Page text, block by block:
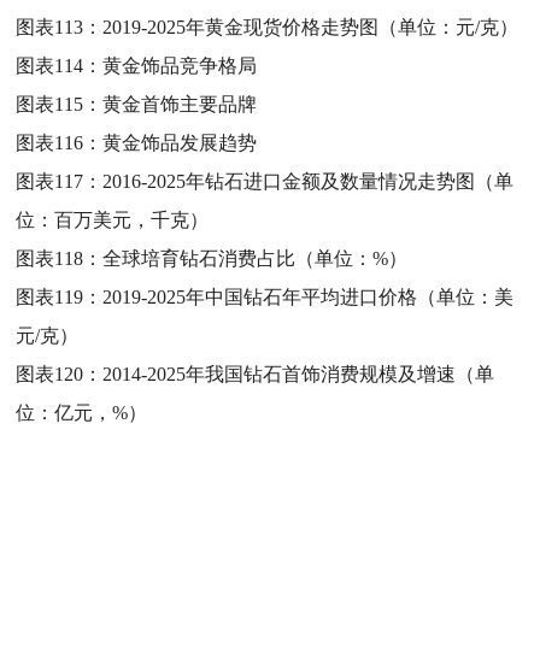
图表113： 2019-2025年黄金现货价格走势图（单位：元/克）
图表114：黄金饰品竞争格局
图表115：黄金首饰主要品牌
图表116：黄金饰品发展趋势
图表117： 2016-2025年钻石进口金额及数量情况走势图（单
位：百万美元，千克）
图表118：全球培育钻石消费占比（单位：%）
图表119： 2019-2025年中国钻石年平均进口价格（单位：美
元/克）
图表120： 2014-2025年我国钻石首饰消费规模及增速（单
位：亿元，%）